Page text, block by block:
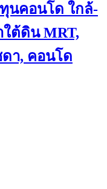
นคอนโด ใกล้-
ต้ดิน MRT,
า, คอนโด